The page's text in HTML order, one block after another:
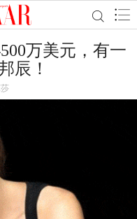
万美元，有一
辰！